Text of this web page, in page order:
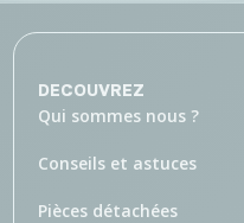
DECOUVREZ
Qui sommes nous ?
Conseils et astuces
Pièces détachées